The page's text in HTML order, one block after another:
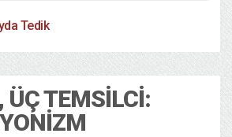
Tedik
ÜÇ TEMSILCI: